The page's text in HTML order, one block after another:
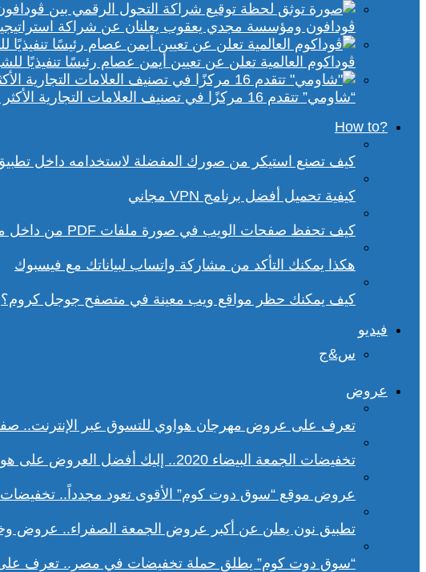
ڤودافون ومؤسسة مجدي يعقوب يعلنان عن شراكة
ڤوداكوم العالمية تعلن عن تعيين أيمن عصام رئيسًا تنفيذيًا
“شاومي” تتقدم 16 مركزًا في تصنيف العلامات التجارية الأكثر تأثيرًا في إفريقيا لعام 2025
?How to
كيف تصنع استيكر من صورك المفضلة لاستخدامه داخل
كيفية تحميل أفضل برنامج VPN مجاني
كيف تحفظ صفحات الويب في صورة ملفات PDF من داخل متصفح كروم؟
هكذا يمكنك التأكد من مشاركة واتساب لبياناتك مع فيسبوك
كيف يمكنك حظر مواقع ويب معينة في متصفح جوجل كروم؟
فيديو
س&ج
عروض
تعرف على عروض مهرجان هواوي للتسوق عبر الإنترنت..
تخفيضات الجمعة البيضاء 2020.. إليك أفضل العروض على هواتف سامسونج
عروض موقع “سوق دوت كوم” الأقوى تعود مجدداً.. تخفيضات حتى 70% خلال عروض الجمعة
تطبيق نون يعلن عن أكبر عروض الجمعة الصفراء.. عروض
“سوق دوت كوم” يطلق حملة تخفيضات في مصر.. تعرف على